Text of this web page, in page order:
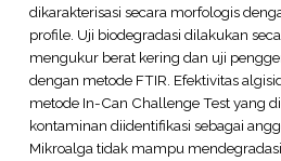
dikarakterisasi secara morfologis
profile. Uji biodegradasi dilakukan
mengukur berat kering dan uji
dengan metode FTIR. Efektivitas
metode In-Can Challenge Test yang
kontaminan diidentifikasi sebagai
Mikroalga tidak mampu